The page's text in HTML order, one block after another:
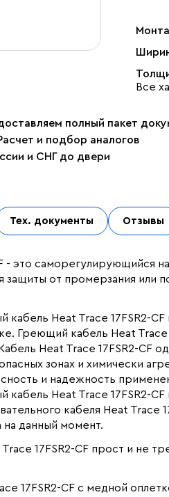
Все
полный пакет
и подбор аналогов
и СНГ до двери
Тех. документы Отзывы
- это саморегулирующийся
защиты от промерзания
Heat Trace 17FSR2-
Греющий кабель Heat
Кабель Heat Trace 17FSR2-
зонах и химически
и надежность
Heat Trace 17FSR2-
кабеля Heat Trace
данный момент.
17FSR2-CF прост и не
17FSR2-CF с медной